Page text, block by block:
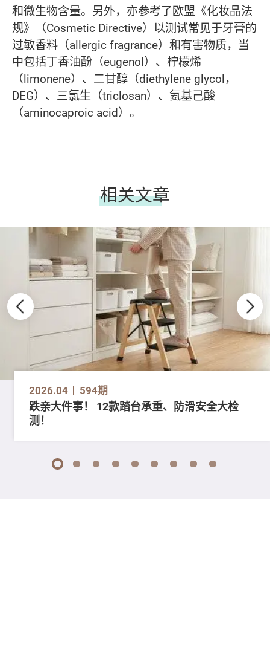
和微生物含量。另外，亦参考了欧盟《化妆品法
规》（Cosmetic Directive）以测试常见于牙膏的
过敏香料（allergic fragrance）和有害物质，当
中包括丁香油酚（eugenol）、柠檬烯
（limonene）、二甘醇（diethylene glycol，
DEG）、三氯生（triclosan）、氨基己酸
（aminocaproic acid）。
相关文章
2026.04 594期
跌亲大件事！ 12款踏台承重、防滑安全大检
测！
1 2 3 4 5 6 7 8 9